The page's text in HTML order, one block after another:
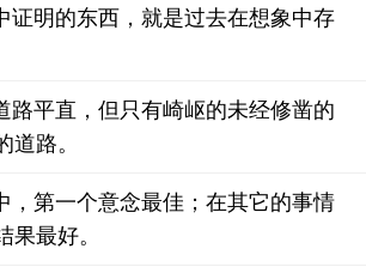
证明的东西，就是过去在想象中存
路平直，但只有崎岖的未经修凿的
道路。
，第一个意念最佳；在其它的事情
果最好。